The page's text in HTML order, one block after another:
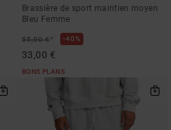
Brassière de sport maintien moyen
Bleu Femme
55,00 €* 40%
33,00 €
BONS PLANS